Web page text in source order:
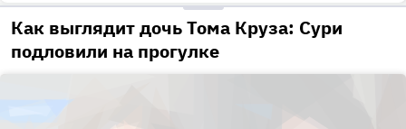
Как выглядит дочь Тома Круза: Сури
подловили на прогулке